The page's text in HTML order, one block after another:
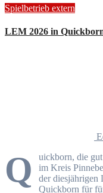
Spielbetrieb extern
LEM 2026 in
Q
uickborn, die
im Kreis
der diesjährigen
Quickborn für